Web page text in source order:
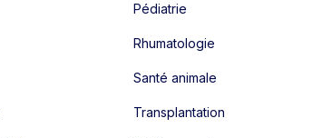
Pédiatrie
Rhumatologie
Santé animale
Transplantation